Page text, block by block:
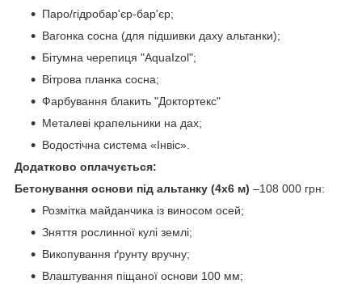
Паро/гідробар'єр-бар'єр;
Вагонка сосна (для підшивки даху альтанки);
Бітумна черепиця "AquaIzol";
Вітрова планка сосна;
Фарбування блакить "Доктортекс"
Металеві крапельники на дах;
Водостічна система «Інвіс».
Додатково оплачується:
Бетонування основи під альтанку (4х6 м) –108 000 грн:
Розмітка майданчика із виносом осей;
Зняття рослинної кулі землі;
Викопування ґрунту вручну;
Влаштування піщаної основи 100 мм;